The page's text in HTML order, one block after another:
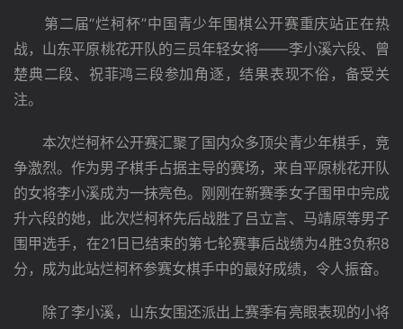
第二届“烂柯杯”中国青少年围棋公开赛重庆站正在热
战，山东平原桃花开队的三员年轻女将——李小溪六段、曾
楚典二段、祝菲鸿三段参加角逐，结果表现不俗，备受关
注。
本次烂柯杯公开赛汇聚了国内众多顶尖青少年棋手，竞
争激烈。作为男子棋手占据主导的赛场，来自平原桃花开队
的女将李小溪成为一抹亮色。刚刚在新赛季女子围甲中完成
升六段的她，此次烂柯杯先后战胜了吕立言、马靖原等男子
围甲选手，在21日已结束的第七轮赛事后战绩为4胜3负积8
分，成为此站烂柯杯参赛女棋手中的最好成绩，令人振奋。
除了李小溪，山东女围还派出上赛季有亮眼表现的小将